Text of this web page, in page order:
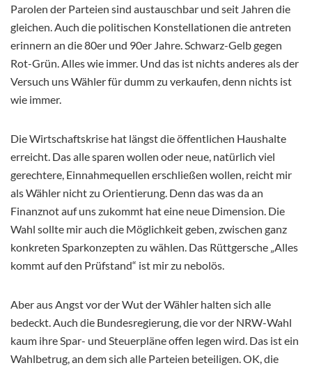
Parolen der Parteien sind austauschbar und seit Jahren die
gleichen. Auch die politischen Konstellationen die antreten
erinnern an die 80er und 90er Jahre. Schwarz-Gelb gegen
Rot-Grün. Alles wie immer. Und das ist nichts anderes als der
Versuch uns Wähler für dumm zu verkaufen, denn nichts ist
wie immer.
Die Wirtschaftskrise hat längst die öffentlichen Haushalte
erreicht. Das alle sparen wollen oder neue, natürlich viel
gerechtere, Einnahmequellen erschließen wollen, reicht mir
als Wähler nicht zu Orientierung. Denn das was da an
Finanznot auf uns zukommt hat eine neue Dimension. Die
Wahl sollte mir auch die Möglichkeit geben, zwischen ganz
konkreten Sparkonzepten zu wählen. Das Rüttgersche „Alles
kommt auf den Prüfstand“ ist mir zu nebolös.
Aber aus Angst vor der Wut der Wähler halten sich alle
bedeckt. Auch die Bundesregierung, die vor der NRW-Wahl
kaum ihre Spar- und Steuerpläne offen legen wird. Das ist ein
Wahlbetrug, an dem sich alle Parteien beteiligen. OK, die